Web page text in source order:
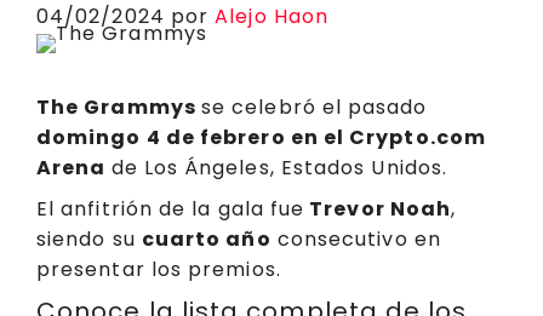
04/02/2024 porAlejo Haon
The Grammys se celebró el pasado
domingo 4 de febrero en el Crypto.com
Arena de Los Ángeles, Estados Unidos.
El anfitrión de la gala fue Trevor Noah,
siendo su cuarto año consecutivo en
presentar los premios.